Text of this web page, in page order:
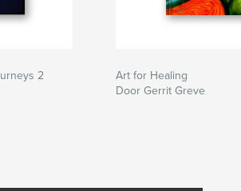
2
Art for Healing
Door Gerrit Greve